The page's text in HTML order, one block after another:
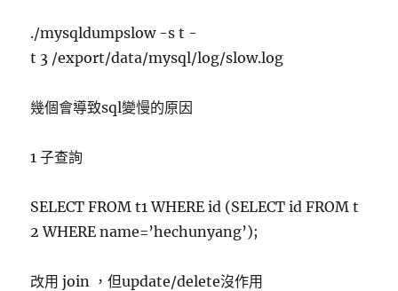
./mysqldumpslow -s t -
t 3 /export/data/mysql/log/slow.log
幾個會導致sql變慢的原因
1 子查詢
SELECT FROM t1 WHERE id (SELECT id FROM t
2 WHERE name=’hechunyang’);
改用 join ，但update/delete沒作用